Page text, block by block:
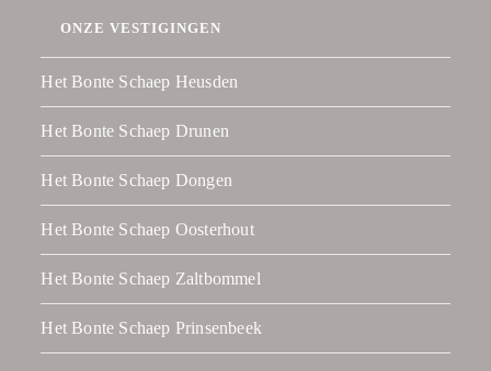
ONZE VESTIGINGEN
Het Bonte Schaep Heusden
Het Bonte Schaep Drunen
Het Bonte Schaep Dongen
Het Bonte Schaep Oosterhout
Het Bonte Schaep Zaltbommel
Het Bonte Schaep Prinsenbeek